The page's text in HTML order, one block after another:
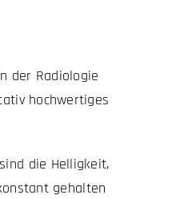
der Radiologie
hochwertiges
die Helligkeit,
gehalten